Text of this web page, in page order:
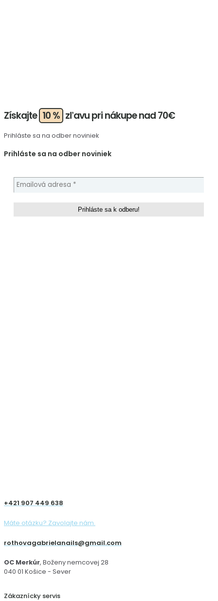
Získajte 10 % zľavu pri nákupe nad 70€
Prihláste sa na odber noviniek
Prihláste sa na odber noviniek
+421 907 449 638
Máte otázku? Zavolajte nám.
rothovagabrielanails@gmail.com
OC Merkúr, Boženy nemcovej 28
040 01 Košice - Sever
Zákaznícky servis